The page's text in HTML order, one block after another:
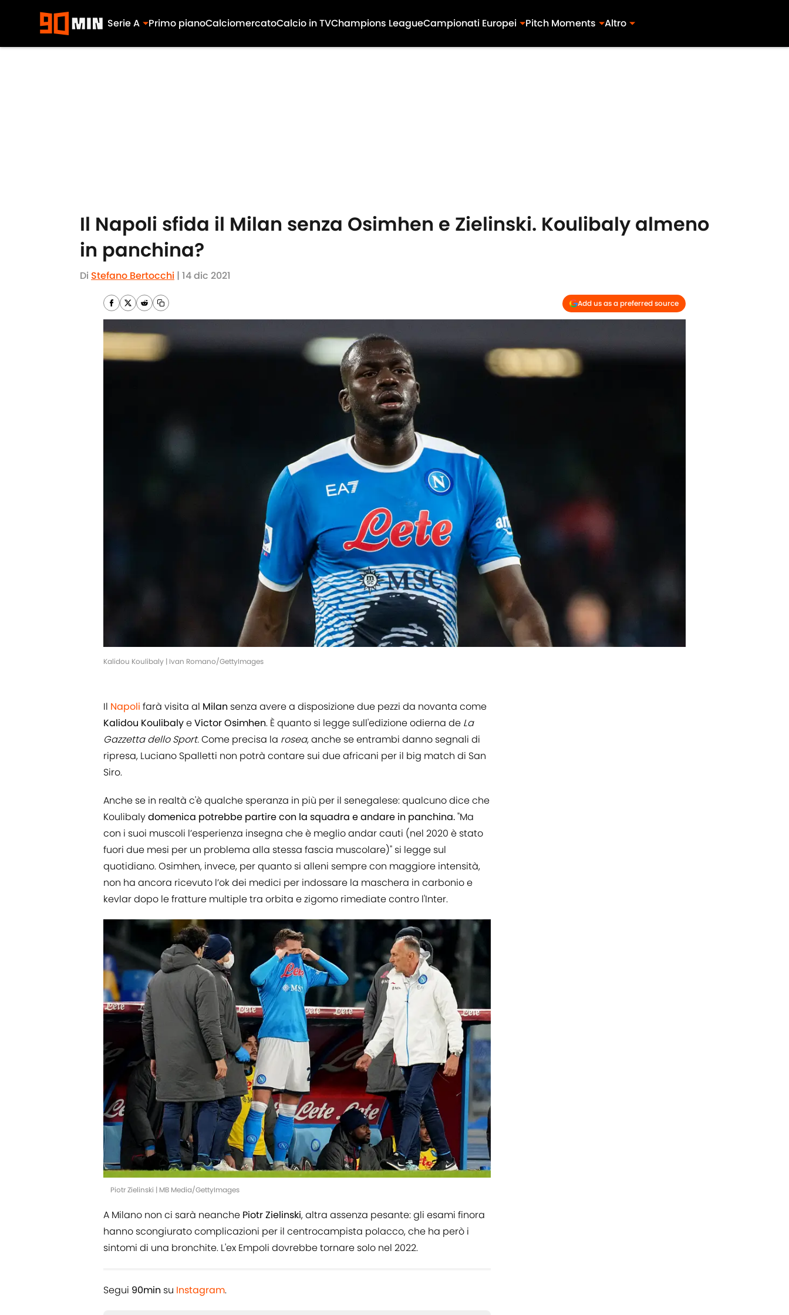
Serie A Primo pianoCalciomercatoCalcio in TVChampions LeagueCampionati Europei Pitch Moments Altro
Il Napoli sfida il Milan senza Osimhen e Zielinski. Koulibaly almeno
in panchina?
Di Stefano Bertocchi | 14 dic 2021
Add us as a preferred source
Kalidou Koulibaly | Ivan Romano/GettyImages
Il Napoli farà visita al Milan senza avere a disposizione due pezzi da novanta come
Kalidou KoulibalyeVictor Osimhen. È quanto si legge sull'edizione odierna de La
Gazzetta dello Sport.Come precisa la rosea, anche se entrambi danno segnali di
ripresa, Luciano Spalletti non potrà contare sui due africani per il big match di San
Siro.
Anche se in realtà c'è qualche speranza in più per il senegalese: qualcuno dice che
Koulibalydomenica potrebbe partire con la squadra e andare in panchina."Ma
con i suoi muscoli l’esperienza insegna che è meglio andar cauti (nel 2020 è stato
fuori due mesi per un problema alla stessa fascia muscolare)" si legge sul
quotidiano. Osimhen, invece, per quanto si alleni sempre con maggiore intensità,
non ha ancora ricevuto l’ok dei medici per indossare la maschera in carbonio e
kevlar dopo le fratture multiple tra orbita e zigomo rimediate contro l'Inter.
Piotr Zielinski | MB Media/GettyImages
A Milano non ci sarà neanche Piotr Zielinski, altra assenza pesante: gli esami finora
hanno scongiurato complicazioni per il centrocampista polacco, che ha però i
sintomi di una bronchite. L'ex Empoli dovrebbe tornare solo nel 2022.
Segui 90min su Instagram.